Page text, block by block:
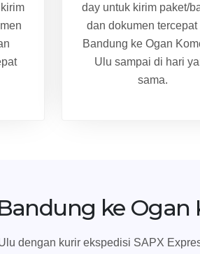
day untuk kirim paket/
dan dokumen tercepat
Bandung ke Ogan
Ulu sampai di hari
sama.
ke Ogan
dengan kurir ekspedisi SAPX